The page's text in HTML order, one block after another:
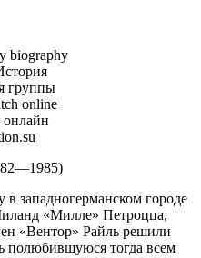
в западногерманском городе
«Милле» Петроцца,
«Вентор» Райль решили
полюбившуюся тогда всем